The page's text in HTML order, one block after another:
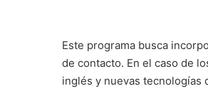
Este programa busca
de contacto. En el caso de
inglés y nuevas tecnologías